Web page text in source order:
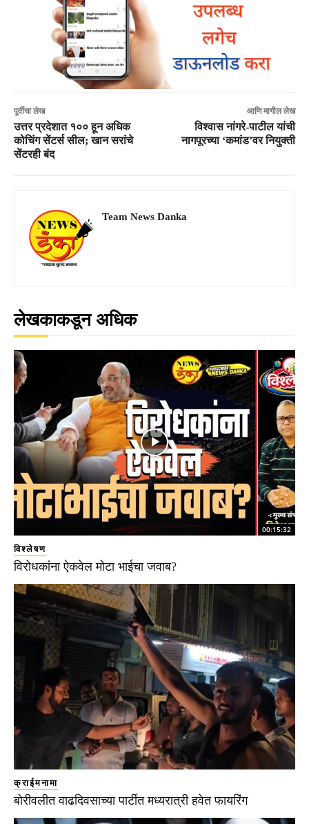
पूर्वीचा लेख
उत्तर प्रदेशात १०० हून अधिक
कोचिंग सेंटर्स सील; खान सरांचे
सेंटरही बंद
आणि मागील लेख
विश्वास नांगरे-पाटील यांची
नागपूरच्या ‘कमांड’वर नियुक्ती
Team News Danka
लेखकाकडून अधिक
00:15:32
विश्लेषण
विरोधकांना ऐकवेल मोटा भाईचा जवाब?
क्राईमनामा
बोरीवलीत वाढदिवसाच्या पार्टीत मध्यरात्री हवेत फायरिंग